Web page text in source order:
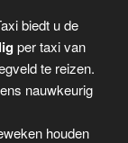
biedt u de
per taxi van
te reizen.
nauwkeurig
houden